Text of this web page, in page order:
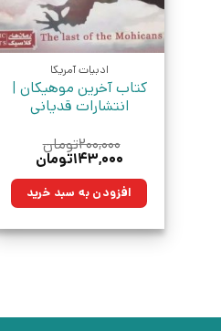
ادبیات آمریکا
کتاب آخرین موهیکان |
انتشارات قدیانی
۲۰۰,۰۰۰تومان
قیمت
۲۰۰,۰۰۰تومان
بود.
۱۴۳,۰۰۰تومان
۱۴۳,۰۰۰تومان.افزودن به سبد خرید